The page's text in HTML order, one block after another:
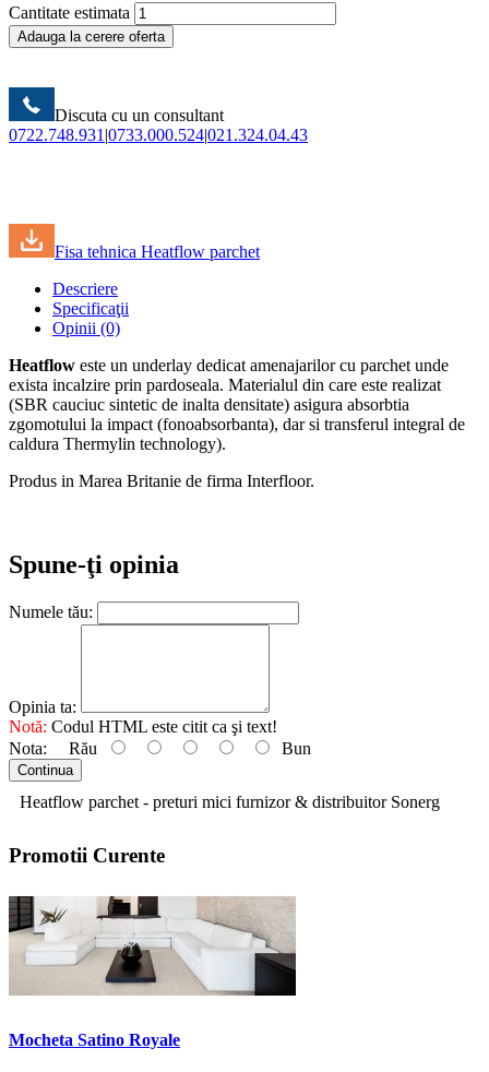
Cantitate estimata
Adauga la cerere oferta
Discuta cu un consultant
0722.748.931 |0733.000.524|021.324.04.43
Fisa tehnica Heatflow parchet
Descriere
Specificaţii
Opinii (0)
Heatflow este un underlay dedicat amenajarilor cu parchet unde
exista incalzire prin pardoseala. Materialul din care este realizat
(SBR cauciuc sintetic de inalta densitate) asigura absorbtia
zgomotului la impact (fonoabsorbanta), dar si transferul integral de
caldura Thermylin technology).
Produs in Marea Britanie de firma Interfloor.
Spune-ţi opinia
Numele tău:
Opinia ta:
Notă: Codul HTML este citit ca şi text!
Nota: Rău Bun
Continua
Heatflow parchet - preturi mici furnizor & distribuitor Sonerg
Promotii Curente
Mocheta Satino Royale